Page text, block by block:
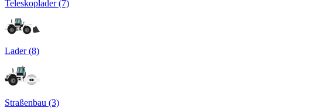
Teleskoplader (7)
Lader (8)
Straßenbau (3)